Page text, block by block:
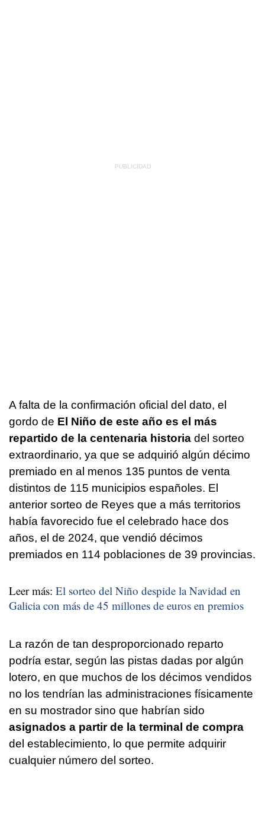
A falta de la confirmación oficial del dato, el
gordo de El Niño de este año es el más
repartido de la centenaria historia del sorteo
extraordinario, ya que se adquirió algún décimo
premiado en al menos 135 puntos de venta
distintos de 115 municipios españoles. El
anterior sorteo de Reyes que a más territorios
había favorecido fue el celebrado hace dos
años, el de 2024, que vendió décimos
premiados en 114 poblaciones de 39 provincias.
Leer más: El sorteo del Niño despide la Navidad en
Galicia con más de 45 millones de euros en premios
La razón de tan desproporcionado reparto
podría estar, según las pistas dadas por algún
lotero, en que muchos de los décimos vendidos
no los tendrían las administraciones físicamente
en su mostrador sino que habrían sido
asignados a partir de la terminal de compra
del establecimiento, lo que permite adquirir
cualquier número del sorteo.